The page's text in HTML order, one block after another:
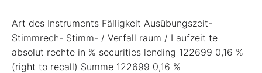
Art des Instruments Fälligkeit Ausübungszeit-
Stimmrech- Stimm- / Verfall raum / Laufzeit te
absolut rechte in % securities lending 122699 0,16 %
(right to recall) Summe 122699 0,16 %